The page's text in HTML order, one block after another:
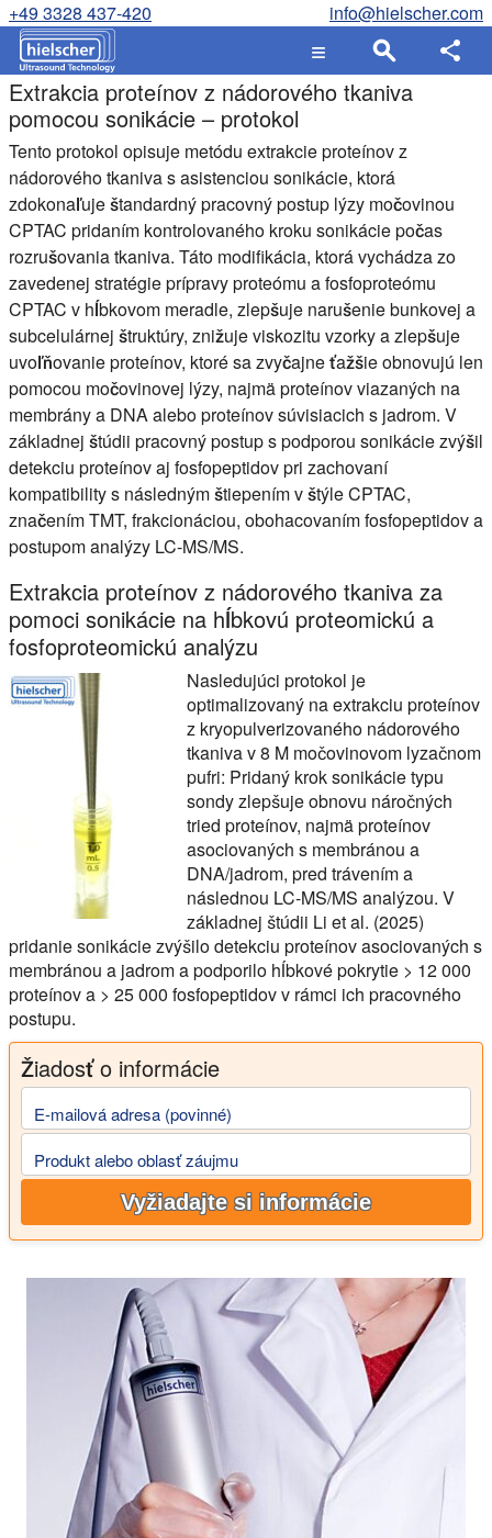
+49 3328 437-420 info@hielscher.com
Extrakcia proteínov z nádorového tkaniva
pomocou sonikácie – protokol
Tento protokol opisuje metódu extrakcie proteínov z
nádorového tkaniva s asistenciou sonikácie, ktorá
zdokonaľuje štandardný pracovný postup lýzy močovinou
CPTAC pridaním kontrolovaného kroku sonikácie počas
rozrušovania tkaniva. Táto modifikácia, ktorá vychádza zo
zavedenej stratégie prípravy proteómu a fosfoproteómu
CPTAC v hĺbkovom meradle, zlepšuje narušenie bunkovej a
subcelulárnej štruktúry, znižuje viskozitu vzorky a zlepšuje
uvoľňovanie proteínov, ktoré sa zvyčajne ťažšie obnovujú len
pomocou močovinovej lýzy, najmä proteínov viazaných na
membrány a DNA alebo proteínov súvisiacich s jadrom. V
základnej štúdii pracovný postup s podporou sonikácie zvýšil
detekciu proteínov aj fosfopeptidov pri zachovaní
kompatibility s následným štiepením v štýle CPTAC,
značením TMT, frakcionáciou, obohacovaním fosfopeptidov a
postupom analýzy LC-MS/MS.
Extrakcia proteínov z nádorového tkaniva za
pomoci sonikácie na hĺbkovú proteomickú a
fosfoproteomickú analýzu
Nasledujúci protokol je
optimalizovaný na extrakciu proteínov
z kryopulverizovaného nádorového
tkaniva v 8 M močovinovom lyzačnom
pufri: Pridaný krok sonikácie typu
sondy zlepšuje obnovu náročných
tried proteínov, najmä proteínov
asociovaných s membránou a
DNA/jadrom, pred trávením a
následnou LC-MS/MS analýzou. V
základnej štúdii Li et al. (2025)
pridanie sonikácie zvýšilo detekciu proteínov asociovaných s
membránou a jadrom a podporilo hĺbkové pokrytie > 12 000
proteínov a > 25 000 fosfopeptidov v rámci ich pracovného
postupu.
Žiadosť o informácie
E-mailová adresa (povinné)
Produkt alebo oblasť záujmu
Vyžiadajte si informácie